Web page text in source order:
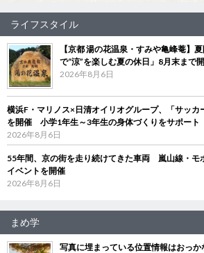
ライフスタイル
【京都 湯の花温泉・すみや亀峰菴】
で“涼”を楽しむ夏の休日」8月末まで
2026年8月6日
横浜F・マリノス×日清オイリオグループ、「サッカ
を開催 小学1年生～3年生の身体づくりをサポート
2026年8月6日
55年間、京の街を走り続けてきた車両 嵐山線・モ
イベントを開催
2026年8月6日
まめ学
写真に埋まっている位置情報はおっ